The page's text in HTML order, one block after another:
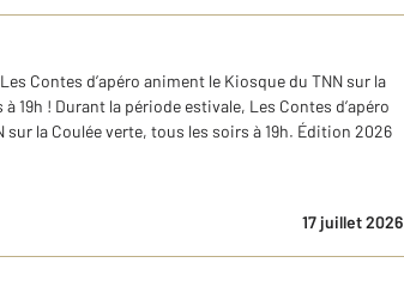
Contes d’apéro animent le Kiosque du TNN sur la
19h ! Durant la période estivale, Les Contes d’apéro
sur la Coulée verte, tous les soirs à 19h. Édition 2026
17 juillet 2026